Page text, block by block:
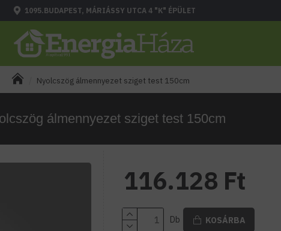
1095.BUDAPEST, MÁRIÁSSY UTCA 4 "K" ÉPÜLET
Nyolcszög álmennyezet sziget test 150cm
álmennyezet sziget test 150cm
116.128 Ft
Db KOSÁRBA